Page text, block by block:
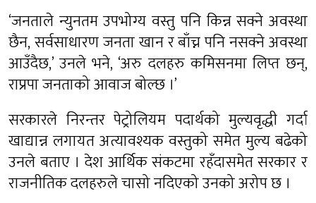
‘जनताले न्युनतम उपभोग्य वस्तु पनि किन्न सक्ने अवस्था
छैन, सर्वसाधारण जनता खान र बाँच्न पनि नसक्ने अवस्था
आउँदैछ,’ उनले भने, ‘अरु दलहरु कमिसनमा लिप्त छन्,
राप्रपा जनताको आवाज बोल्छ ।’
सरकारले निरन्तर पेट्रोलियम पदार्थको मुल्यवृद्धी गर्दा
खाद्यान्न लगायत अत्यावश्यक वस्तुको समेत मुल्य बढेको
उनले बताए । देश आर्थिक संकटमा रहँदासमेत सरकार र
राजनीतिक दलहरुले चासो नदिएको उनको अरोप छ ।